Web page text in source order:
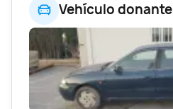
Vehículo donante